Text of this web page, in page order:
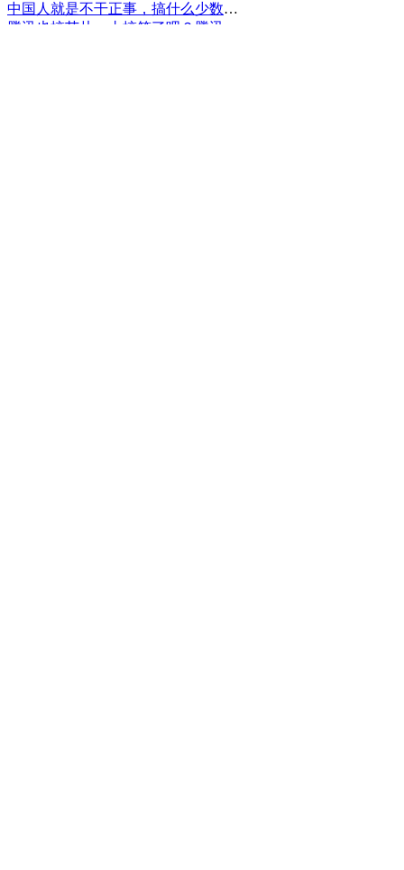
中国人就是不干正事，搞什么少数民族语言，把libreoffice加上系列码，都是找骂的事，就是不干正事。